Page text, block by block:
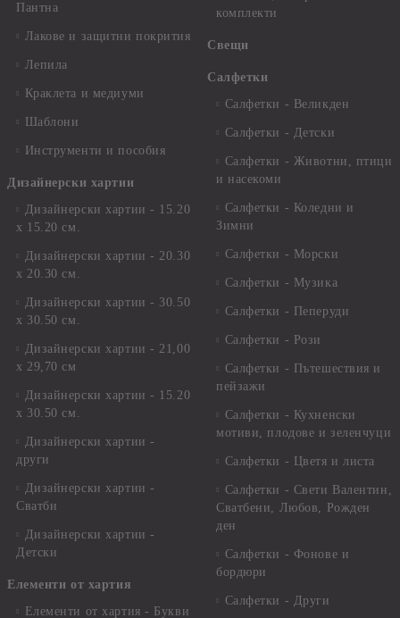
Пантна
Лакове и защитни покрития
Лепила
Краклета и медиуми
Шаблони
Инструменти и пособия
Дизайнерски хартии
Дизайнерски хартии - 15.20
х 15.20 см.
Дизайнерски хартии - 20.30
х 20.30 см.
Дизайнерски хартии - 30.50
х 30.50 см.
Дизайнерски хартии - 21,00
х 29,70 см
Дизайнерски хартии - 15.20
x 30.50 см.
Дизайнерски хартии -
други
Дизайнерски хартии -
Сватби
Дизайнерски хартии -
Детски
Елементи от хартия
Елементи от хартия - Букви
комплекти
Свещи
Салфетки
Салфетки - Великден
Салфетки - Детски
Салфетки - Животни, птици
и насекоми
Салфетки - Коледни и
Зимни
Салфетки - Морски
Салфетки - Музика
Салфетки - Пеперуди
Салфетки - Рози
Салфетки - Пътешествия и
пейзажи
Салфетки - Кухненски
мотиви, плодове и зеленчуци
Салфетки - Цветя и листа
Салфетки - Свети Валентин,
Сватбени, Любов, Рожден
ден
Салфетки - Фонове и
бордюри
Салфетки - Други